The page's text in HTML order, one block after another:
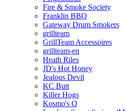
Fire & Smoke Society
Franklin BBQ
Gateway Drum Smokers
grillteam
GrillTeam Accessoires
grillteam-en
Heath Riles
JD's Hot Honey
Jealous Devil
KC Butt
Killer Hogs
Kosmo's Q